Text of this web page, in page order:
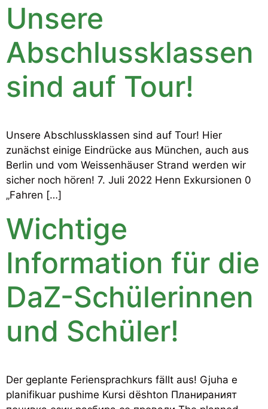
Unsere
Abschlussklassen
sind auf Tour!
Unsere Abschlussklassen sind auf Tour! Hier
zunächst einige Eindrücke aus München, auch aus
Berlin und vom Weissenhäuser Strand werden wir
sicher noch hören! 7. Juli 2022 Henn Exkursionen 0
„Fahren […]
Wichtige
Information für die
DaZ-Schülerinnen
und Schüler!
Der geplante Feriensprachkurs fällt aus! Gjuha e
planifikuar pushime Kursi dështon Планираният